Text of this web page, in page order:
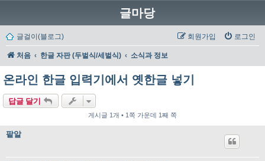
글마당
글걸이(블로그) 로그인
회원가입
처음 한글 자판 (두벌식/세벌식) 소식과 정보
온라인 한글 입력기에서 옛한글 넣기
답글 달기
게시글 1개 • 1쪽 가운데 1째 쪽
팥알